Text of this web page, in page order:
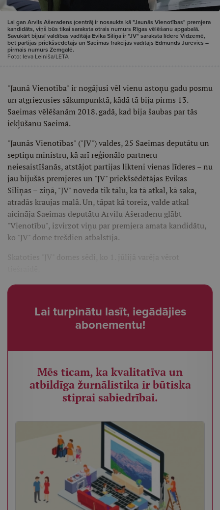
Lai gan Arvils Ašeradens (centrā) ir nosaukts kā "Jaunās Vienotības" premjera
kandidāts, viņš būs tikai saraksta otrais numurs Rīgas vēlēšanu apgabalā.
Savukārt bijusī valdības vadītāja Evika Siliņa ir "JV" saraksta līdere Vidzemē,
bet partijas priekšsēdētājs un Saeimas frakcijas vadītājs Edmunds Jurēvics –
pirmais numurs Zemgalē.
Foto: Ieva Leiniša/LETA
"Jaunā Vienotība" ir nogājusi vēl vienu astoņu gadu posmu
un atgriezusies sākumpunktā, kādā tā bija pirms 13.
Saeimas vēlēšanām 2018. gadā, kad bija šaubas par tās
iekļūšanu Saeimā.
"Jaunās Vienotības" ("JV") valdes, 25 Saeimas deputātu un
septiņu ministru, kā arī reģionālo partneru
neiesaistīšanās, atstājot partijas likteni vienas līderes – nu
jau bijušās premjeres un "JV" priekšsēdētājas Evikas
Siliņas – ziņā, "JV" noveda tik tālu, ka tā atkal, kā saka,
atradās kraujas malā. Un, tāpat kā toreiz, valde atkal
aicināja Saeimas deputātu Arvilu Ašeradenu glābt
"Vienotību", izvirzot viņu par premjera amata kandidātu,
ko "JV" dome trešdien atbalstīja.
Skatoties "JV" domes sēdi, ko 1. jūlijā varēja vērot
Lai turpinātu lasīt, iegādājies
abonementu!
Mēs ticam, ka kvalitatīva un
atbildīga žurnālistika ir būtiska
stiprai sabiedrībai.